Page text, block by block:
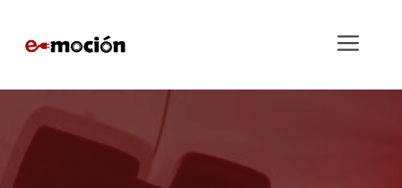
contenido